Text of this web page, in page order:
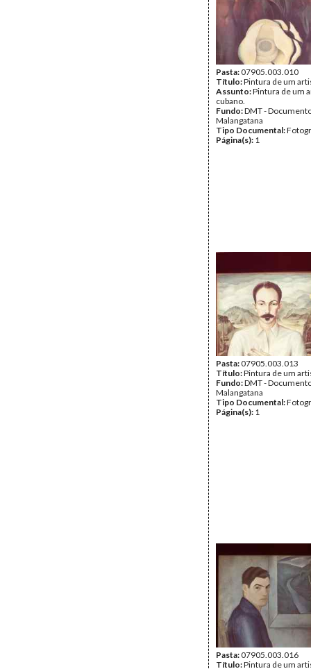
Pasta:07905.003.010
Título:Pintura de um
Assunto:Pintura de um
cubano.
Fundo:DMT -
Malangatana
Tipo Documental:
Página(s): 1
Pasta:07905.003.013
Título:Pintura de um
Fundo:DMT -
Malangatana
Tipo Documental:
Página(s): 1
Pasta:07905.003.016
Título:Pintura de um